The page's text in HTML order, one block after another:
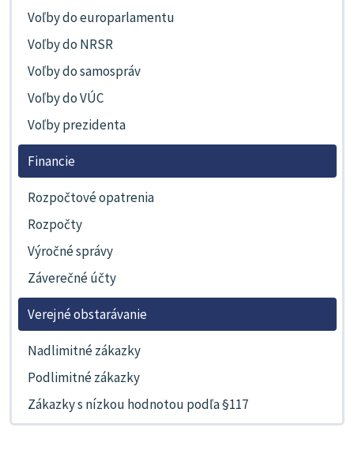
Voľby do europarlamentu
Voľby do NRSR
Voľby do samospráv
Voľby do VÚC
Voľby prezidenta
Financie
Rozpočtové opatrenia
Rozpočty
Výročné správy
Záverečné účty
Verejné obstarávanie
Nadlimitné zákazky
Podlimitné zákazky
Zákazky s nízkou hodnotou podľa §117